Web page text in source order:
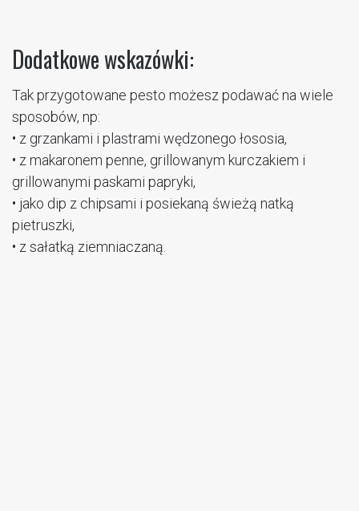
Dodatkowe wskazówki:
Tak przygotowane pesto możesz podawać na wiele
sposobów, np:
• z grzankami i plastrami wędzonego łososia,
• z makaronem penne, grillowanym kurczakiem i
grillowanymi paskami papryki,
• jako dip z chipsami i posiekaną świeżą natką
pietruszki,
• z sałatką ziemniaczaną.